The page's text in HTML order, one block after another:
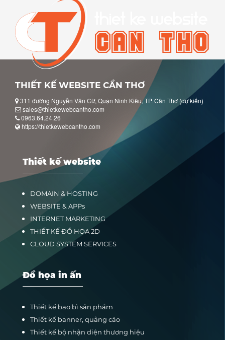
THIẾT KẾ WEBSITE CẦN THƠ
311 đường Nguyễn Văn Cừ, Quận Ninh Kiều, TP. Cần Thơ (dự kiến)
sales@thietkewebcantho.com
0963.64.24.26
https://thietkewebcantho.com
Thiết kế website
DOMAIN & HOSTING
WEBSITE & APPs
INTERNET MARKETING
THIẾT KẾ ĐỒ HỌA 2D
CLOUD SYSTEM SERVICES
Đồ họa in ấn
Thiết kế bao bì sản phẩm
Thiết kế banner, quảng cáo
Thiết kế bộ nhận diện thương hiệu